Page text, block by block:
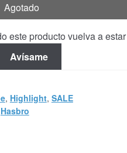
Agotado
este producto vuelva a
Avísame
, Highlight, SALE
Hasbro